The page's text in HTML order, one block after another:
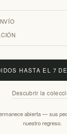
HASTA EL 7
Descubrir la
abierta — sus
nuestro regreso.